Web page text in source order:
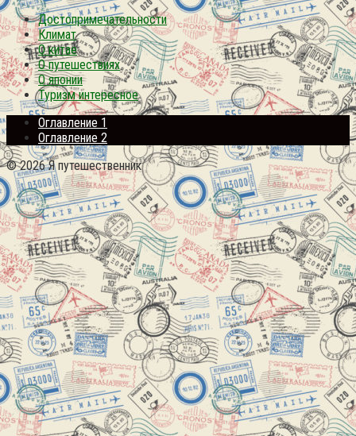
Достопримечательности
Климат
О китае
О путешествиях
О японии
Туризм интересное
Оглавление 1
Оглавление 2
© 2026 Я путешественник